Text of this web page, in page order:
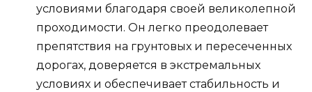
условиями благодаря своей великолепной
проходимости. Он легко преодолевает
препятствия на грунтовых и пересеченных
дорогах, доверяется в экстремальных
условиях и обеспечивает стабильность и